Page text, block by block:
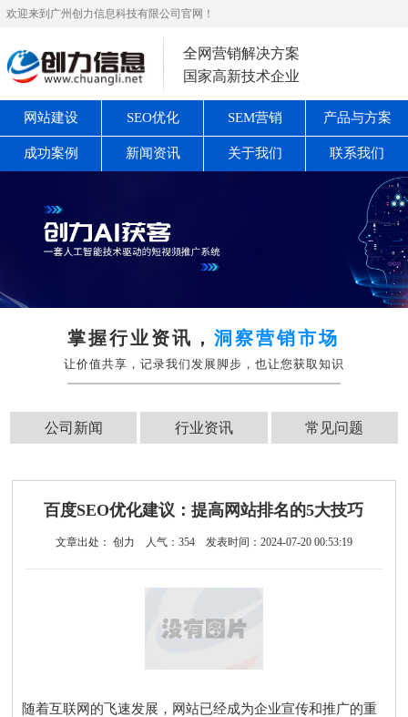
欢迎来到广州创力信息科技有限公司官网！
全网营销解决方案
国家高新技术企业
网站建设 SEO优化 SEM营销 产品与方案
成功案例 新闻资讯 关于我们 联系我们
掌握行业资讯，洞察营销市场
让价值共享，记录我们发展脚步，也让您获取知识
公司新闻 行业资讯 常见问题
百度SEO优化建议：提高网站排名的5大技巧
文章出处： 创力 人气： 354 发表时间：2024-07-20 00:53:19
随着互联网的飞速发展，网站已经成为企业宣传和推广的重